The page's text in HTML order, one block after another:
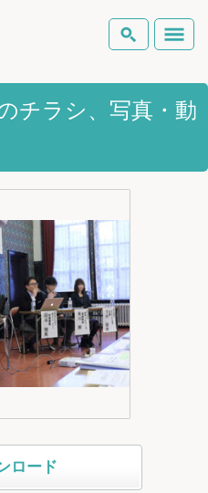
検索
チラシ、写真・動
ロード